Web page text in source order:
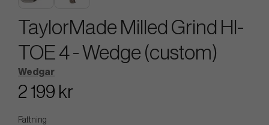
TaylorMade Milled Grind HI-
TOE 4 - Wedge (custom)
Wedgar
2 199 kr
Fattning